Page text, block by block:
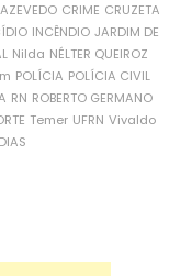
CRIME CRUZETA
INCÊNDIO JARDIM DE
Nilda NÉLTER QUEIROZ
POLÍCIA POLÍCIA CIVIL
RN ROBERTO GERMANO
Temer UFRN Vivaldo